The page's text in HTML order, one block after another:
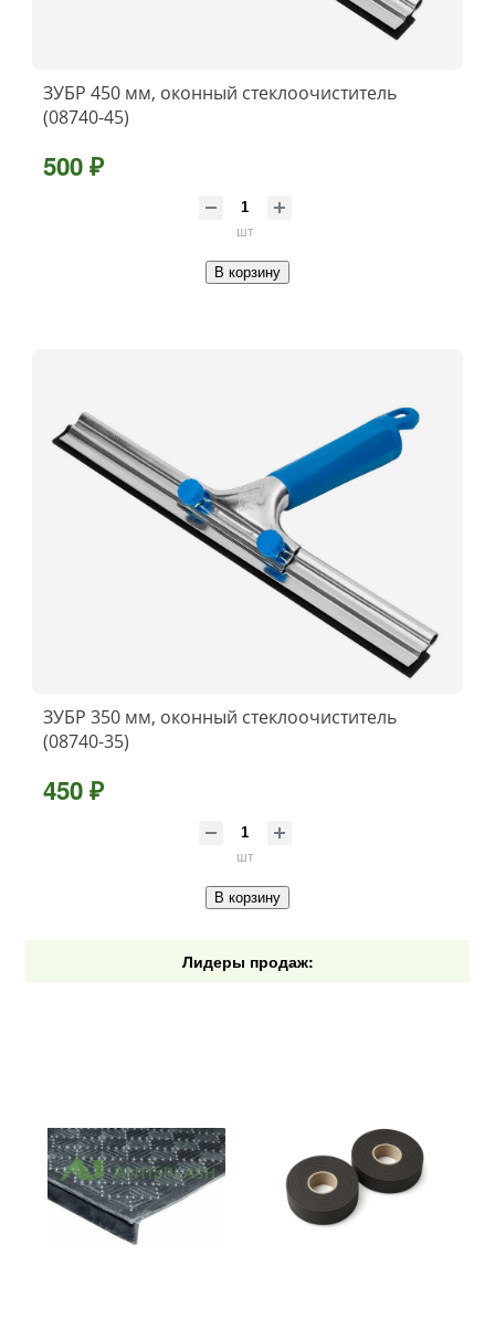
ЗУБР 450 мм, оконный стеклоочиститель
(08740-45)
500 ₽
шт
В корзину
ЗУБР 350 мм, оконный стеклоочиститель
(08740-35)
450 ₽
шт
В корзину
Лидеры продаж: